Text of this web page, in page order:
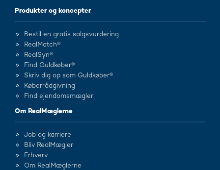
Produkter og koncepter
Bestil en gratis salgsvurdering
RealMatch®
RealSyn®
Find Guldkøber®
Skriv dig op som Guldkøber®
Køberrådgivning
Find ejendomsmægler
Om RealMæglerne
Job og karriere
Bliv RealMægler
Erhverv
Om RealMæglerne